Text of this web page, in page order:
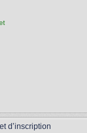
d’inscription